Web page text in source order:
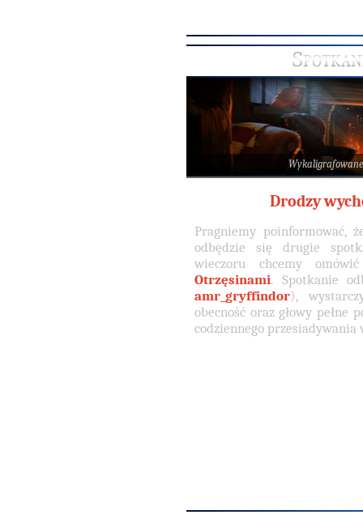
Drodzy
Pragniemy
odbędzie się drugie
wieczoru chcemy
Otrzęsinami. Spotkanie
amr_gryffindor),
obecność oraz głowy pełne
codziennego